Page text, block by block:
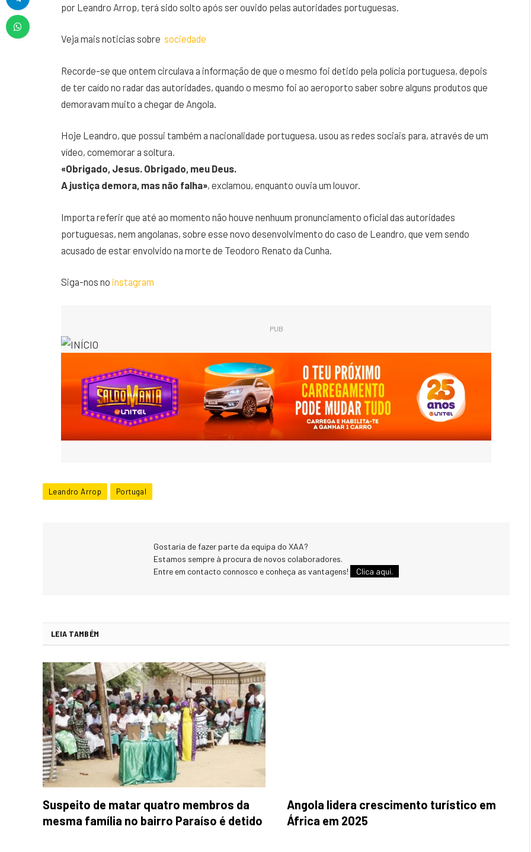
por Leandro Arrop, terá sido solto após ser ouvido pelas autoridades portuguesas.
Veja mais noticias sobre sociedade
Recorde-se que ontem circulava a informação de que o mesmo foi detido pela polícia portuguesa, depois
de ter caído no radar das autoridades, quando o mesmo foi ao aeroporto saber sobre alguns produtos que
demoravam muito a chegar de Angola.
Hoje Leandro, que possui também a nacionalidade portuguesa, usou as redes sociais para, através de um
vídeo, comemorar a soltura.
«Obrigado, Jesus. Obrigado, meu Deus.
A justiça demora, mas não falha», exclamou, enquanto ouvia um louvor.
Importa referir que até ao momento não houve nenhuum pronunciamento oficial das autoridades
portuguesas, nem angolanas, sobre esse novo desenvolvimento do caso de Leandro, que vem sendo
acusado de estar envolvido na morte de Teodoro Renato da Cunha.
Siga-nos no instagram
PUB
Leandro Arrop Portugal
Gostaria de fazer parte da equipa do XAA?
Estamos sempre à procura de novos colaboradores.
Entre em contacto connosco e conheça as vantagens!
Clica aqui.
LEIA TAMBÉM
Suspeito de matar quatro membros da
mesma família no bairro Paraíso é detido
Angola lidera crescimento turístico em
África em 2025